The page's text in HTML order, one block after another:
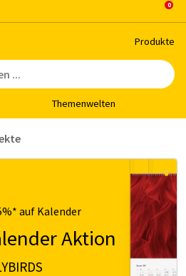
Pro­duk­te
The­men­wel­ten
auf Kalender
Aktion